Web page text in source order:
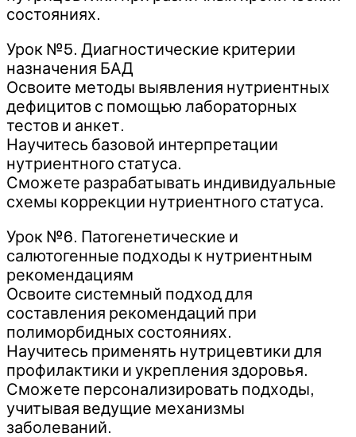
состояниях.
Урок №5. Диагностические критерии
назначения БАД
Освоите методы выявления нутриентных
дефицитов с помощью лабораторных
тестов и анкет.
Научитесь базовой интерпретации
нутриентного статуса.
Сможете разрабатывать индивидуальные
схемы коррекции нутриентного статуса.
Урок №6. Патогенетические и
салютогенные подходы к нутриентным
рекомендациям
Освоите системный подход для
составления рекомендаций при
полиморбидных состояниях.
Научитесь применять нутрицевтики для
профилактики и укрепления здоровья.
Сможете персонализировать подходы,
учитывая ведущие механизмы
заболеваний.